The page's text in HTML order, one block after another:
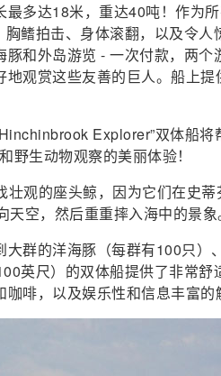
多达18米，重达40吨！作为
鳍拍击、身体滚翻，以及令人
和外岛游览 - 一次付款，两个
观赏这些友善的巨人。船上
Explorer”双体船
生动物观察的美丽体验！
观的座头鲸，因为它们在史
空，然后重重摔入海中的景象
群的洋海豚（每群有100只）
英尺）的双体船提供了非常舒
啡，以及娱乐性和信息丰富的